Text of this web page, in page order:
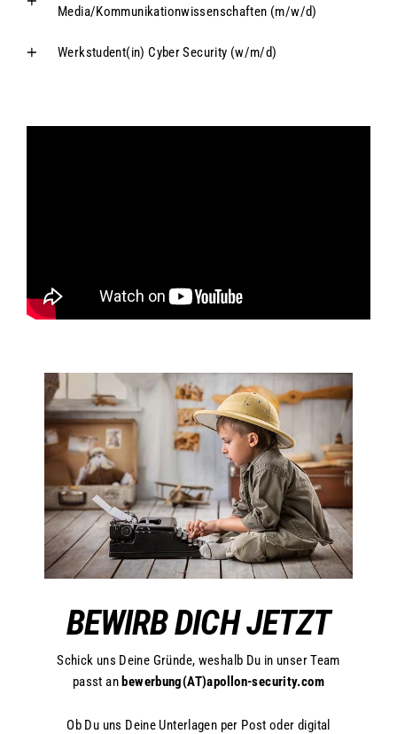
Media/Kommunikationwissenschaften (m/w/d)
Werkstudent(in) Cyber Security (w/m/d)
BEWIRB DICH JETZT
Schick uns Deine Gründe, weshalb Du in unser Team
passt an bewerbung(AT)apollon-security.com
Ob Du uns Deine Unterlagen per Post oder digital